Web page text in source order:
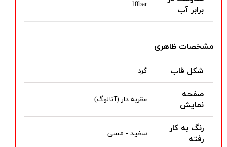
برابر آب
10bar
مشخصات ظاهری
شکل قاب گرد
صفحه
نمایش
عقربه دار (آنالوگ)
رنگ به کار
رفته
سفید - مسی